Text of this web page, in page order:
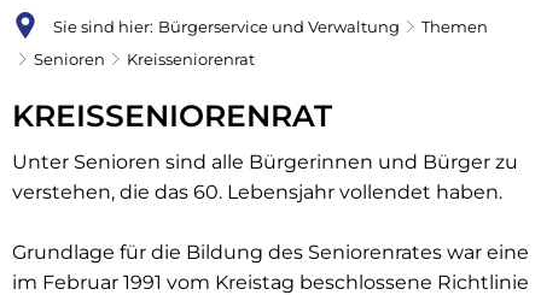
Sie sind hier: Bürgerservice und Verwaltung
Themen
Senioren
Kreisseniorenrat
KREISSENIORENRAT
Unter Senioren sind alle Bürgerinnen und Bürger zu
verstehen, die das 60. Lebensjahr vollendet haben.
Grundlage für die Bildung des Seniorenrates war eine
im Februar 1991 vom Kreistag beschlossene Richtlinie